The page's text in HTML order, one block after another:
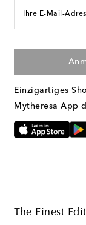
Ihre E-Mail-
Einzigartiges
Mytheresa App
The Finest